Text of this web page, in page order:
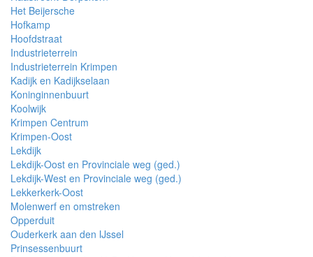
Het Beijersche
Hofkamp
Hoofdstraat
Industrieterrein
Industrieterrein Krimpen
Kadijk en Kadijkselaan
Koninginnenbuurt
Koolwijk
Krimpen Centrum
Krimpen-Oost
Lekdijk
Lekdijk-Oost en Provinciale weg (ged.)
Lekdijk-West en Provinciale weg (ged.)
Lekkerkerk-Oost
Molenwerf en omstreken
Opperduit
Ouderkerk aan den IJssel
Prinsessenbuurt